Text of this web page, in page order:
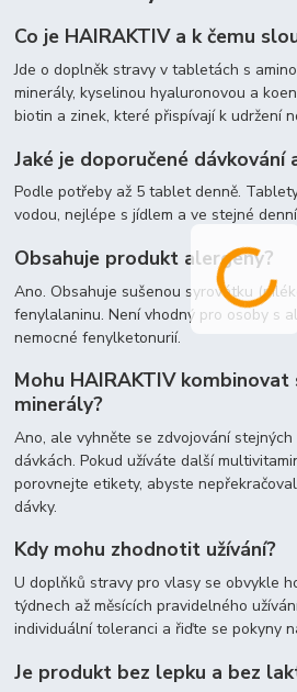
Co je HAIRAKTIV a k čemu
Jde o doplněk stravy v tabletách s
minerály, kyselinou hyaluronovou a
biotin a zinek, které přispívají k udržení
Jaké je doporučené dávkování
Podle potřeby až 5 tablet denně.
vodou, nejlépe s jídlem a ve stejné
Obsahuje produkt alergeny?
Ano. Obsahuje sušenou syrovátku
fenylalaninu. Není vhodný pro osoby s
nemocné fenylketonurií.
Mohu HAIRAKTIV
minerály?
Ano, ale vyhněte se zdvojování stejných
dávkách. Pokud užíváte další
porovnejte etikety, abyste
dávky.
Kdy mohu zhodnotit užívání?
U doplňků stravy pro vlasy se obvykle
týdnech až měsících pravidelného
individuální toleranci a řiďte se pokyny
Je produkt bez lepku a bez